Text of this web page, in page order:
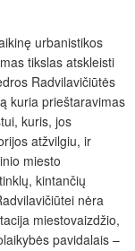
urbanistikos
tikslas atskleisti
Radvilavičiūtės
kuria prieštaravimas
kuris, jos
atžvilgiu, ir
miesto
kintančių
nėra
miestovaizdžio,
pavidalais –